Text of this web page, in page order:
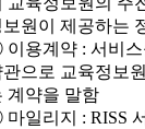
보원이 제공하는
용계약 : 서비스
관으로 교육정보
계약을 말함
일리지 : RISS